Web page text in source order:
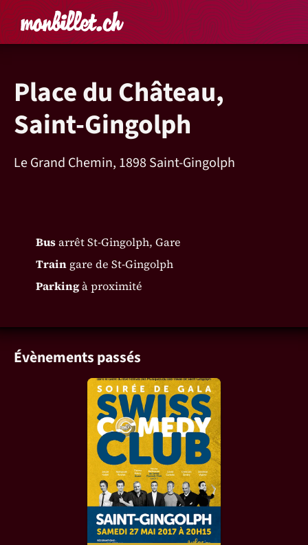
Accueil Rechercher un
Panier
Place du Château,
Saint-Gingolph
Le Grand Chemin, 1898 Saint-Gingolph
Busarrêt St-Gingolph, Gare
Train gare de St-Gingolph
Parkingà proximité
Évènements passés